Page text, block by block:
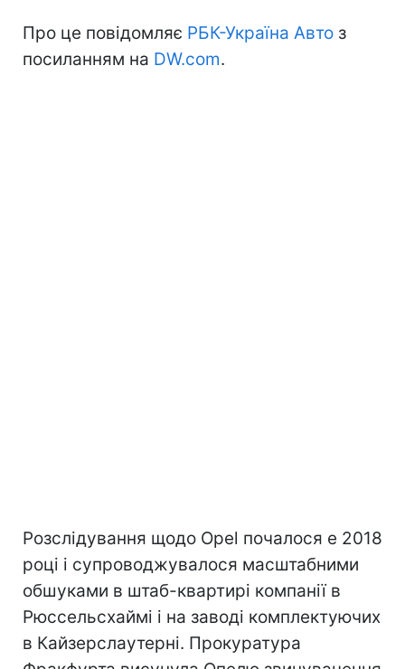
Про це повідомляє РБК-Україна Авто з
посиланням на DW.com.
Розслідування щодо Opel почалося e 2018
році і супроводжувалося масштабними
обшуками в штаб-квартирі компанії в
Рюссельсхаймі і на заводі комплектуючих
в Кайзерслаутерні. Прокуратура